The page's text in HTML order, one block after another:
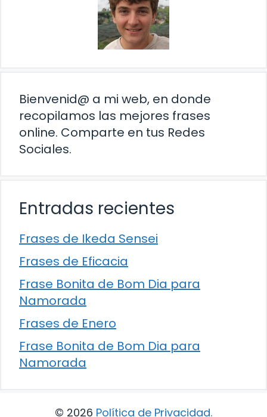
Bienvenid@ a mi web, en donde
recopilamos las mejores frases
online. Comparte en tus Redes
Sociales.
Entradas recientes
Frases de Ikeda Sensei
Frases de Eficacia
Frase Bonita de Bom Dia para
Namorada
Frases de Enero
Frase Bonita de Bom Dia para
Namorada
© 2026 Política de Privacidad.